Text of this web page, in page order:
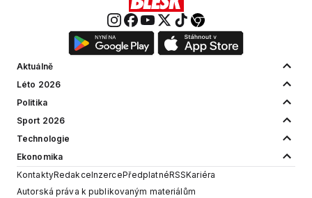
Aktuálně
Léto 2026
Politika
Sport 2026
Technologie
Ekonomika
KontaktyRedakceInzercePředplatnéRSSKariéra
Autorská práva k publikovaným materiálům